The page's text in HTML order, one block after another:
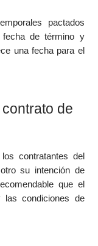
pactados
de término y
una fecha para el
de
contratantes del
su intención de
que el
condiciones de